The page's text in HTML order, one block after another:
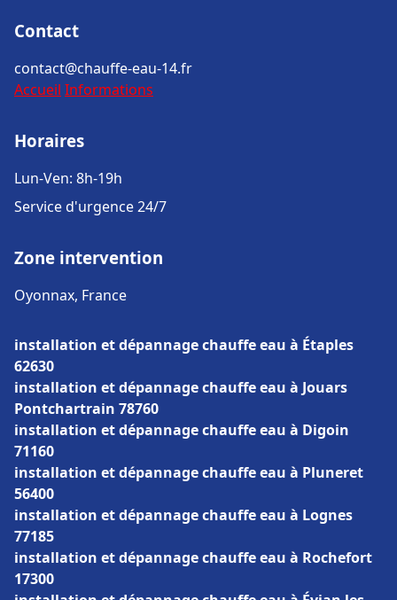
Contact
contact@chauffe-eau-14.fr
Accueil Informations
Horaires
Lun-Ven: 8h-19h
Service d'urgence 24/7
Zone intervention
Oyonnax, France
installation et dépannage chauffe eau à Étaples
62630
installation et dépannage chauffe eau à Jouars
Pontchartrain 78760
installation et dépannage chauffe eau à Digoin
71160
installation et dépannage chauffe eau à Pluneret
56400
installation et dépannage chauffe eau à Lognes
77185
installation et dépannage chauffe eau à Rochefort
17300